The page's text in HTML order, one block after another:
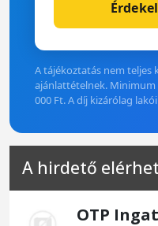
A tájékoztatás nem teljes
ajánlattételnek. Minimum
000 Ft. A díj kizárólag
A hirdető
OTP